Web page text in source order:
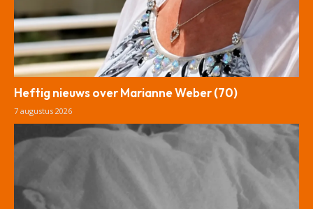
Heftig nieuws over Marianne Weber (70)
7 augustus 2026